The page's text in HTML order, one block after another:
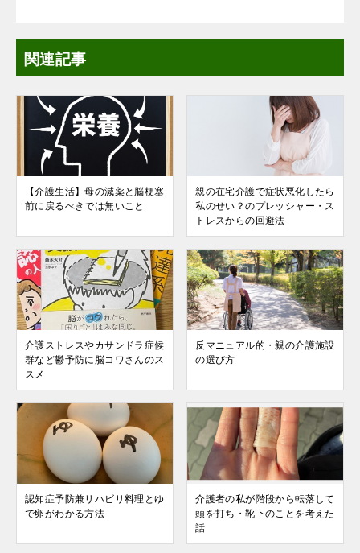
関連記事
【介護生活】母の減薬と脳梗塞
前に戻るべきでは無いこと
親の在宅介護で症状悪化したら
私のせい？のプレッシャー・ス
トレスからの回避法
介護ストレスやカサンドラ症候
群など鬱予防に脳コワさんのス
スメ
反マニュアル的・親の介護施設
の選び方
認知症予防兼リハビリ料理とゆ
で卵がわかる方法
介護者の私が階段から転落して
頭を打ち・靴下のことを考えた
話